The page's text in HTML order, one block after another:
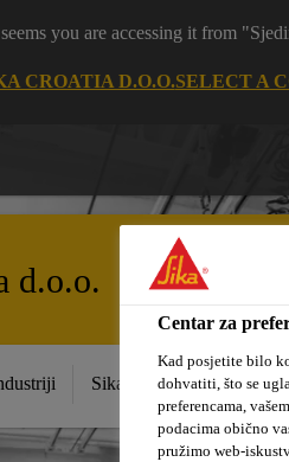
you are accessing it from
CROATIA D.O.O.SELECT A
d.o.o.
Sika prodajna mjesta
Centar za
Kad posjetite bilo
dohvatiti, što se
preferencama,
podacima obično
pružimo web-